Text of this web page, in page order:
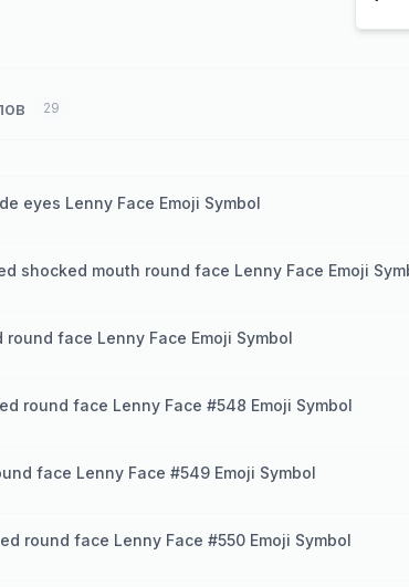
29
eyes Lenny Face Emoji Symbol
shocked mouth round face Lenny Face Emoji
round face Lenny Face Emoji Symbol
round face Lenny Face #548 Emoji Symbol
face Lenny Face #549 Emoji Symbol
round face Lenny Face #550 Emoji Symbol